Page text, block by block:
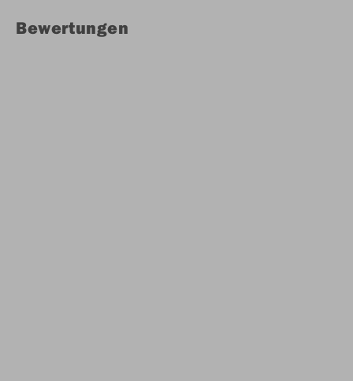
Bewertungen